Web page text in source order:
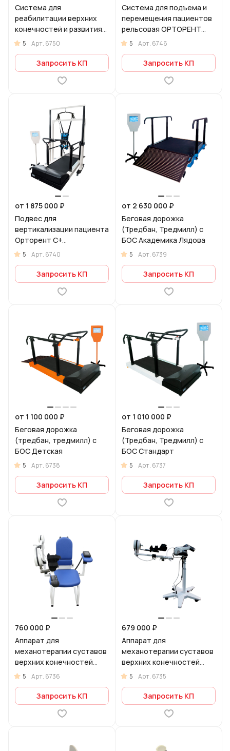
Система для
реабилитации верхних
конечностей и развития
мелкой моторики
ОРТОРЕНТ МОТОРИКА
5 Арт. 6750
Запросить КП
Система для подъема и
перемещения пациентов
рельсовая ОРТОРЕНТ
ПРМ-02
5 Арт. 6746
Запросить КП
от 1 875 000 ₽
Подвес для
вертикализации пациента
Орторент С+
(стационарный с беговой
дорожкой)
5 Арт. 6740
Запросить КП
от 2 630 000 ₽
Беговая дорожка
(Тредбан, Тредмилл) с
БОС Академика Лядова
5 Арт. 6739
Запросить КП
от 1 100 000 ₽
Беговая дорожка
(тредбан, тредмилл) с
БОС Детская
5 Арт. 6738
Запросить КП
от 1 010 000 ₽
Беговая дорожка
(Тредбан, Тредмилл) с
БОС Стандарт
5 Арт. 6737
Запросить КП
760 000 ₽
Аппарат для
механотерапии суставов
верхних конечностей
Орторент-плечо
5 Арт. 6736
Запросить КП
679 000 ₽
Аппарат для
механотерапии суставов
верхних конечностей
Орторент-локоть
компакт
5 Арт. 6735
Запросить КП